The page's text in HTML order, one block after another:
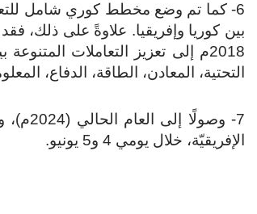
بين كوريا وإفريقيا. علاوةً على ذلك،
2018م إلى تعزيز التعاملات
التحتية، المعادن، الطاقة، الدفاع،
7-
الإفريقيّة، خلال يومي 4 و5 يونيو.